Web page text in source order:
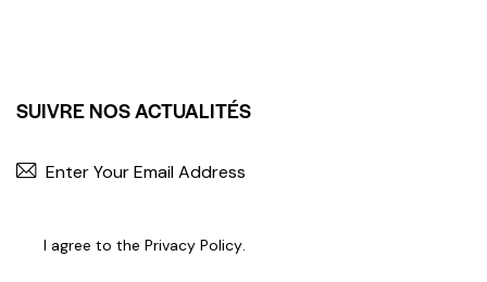
SUIVRE NOS ACTUALITÉS
I agree to the Privacy Policy.